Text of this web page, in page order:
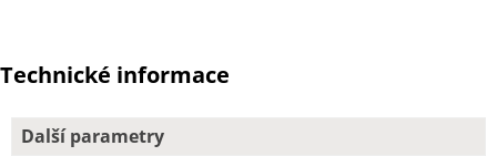
Technické informace
Další parametry